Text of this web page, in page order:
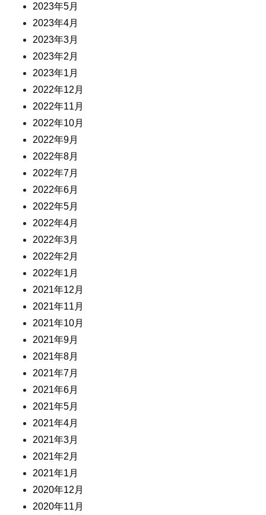
2023年5月
2023年4月
2023年3月
2023年2月
2023年1月
2022年12月
2022年11月
2022年10月
2022年9月
2022年8月
2022年7月
2022年6月
2022年5月
2022年4月
2022年3月
2022年2月
2022年1月
2021年12月
2021年11月
2021年10月
2021年9月
2021年8月
2021年7月
2021年6月
2021年5月
2021年4月
2021年3月
2021年2月
2021年1月
2020年12月
2020年11月